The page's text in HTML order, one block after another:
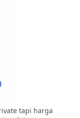
tapi harga